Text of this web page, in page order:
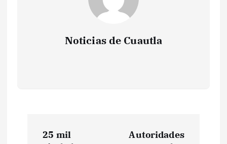
Noticias de Cuautla
25 mil
Autoridades